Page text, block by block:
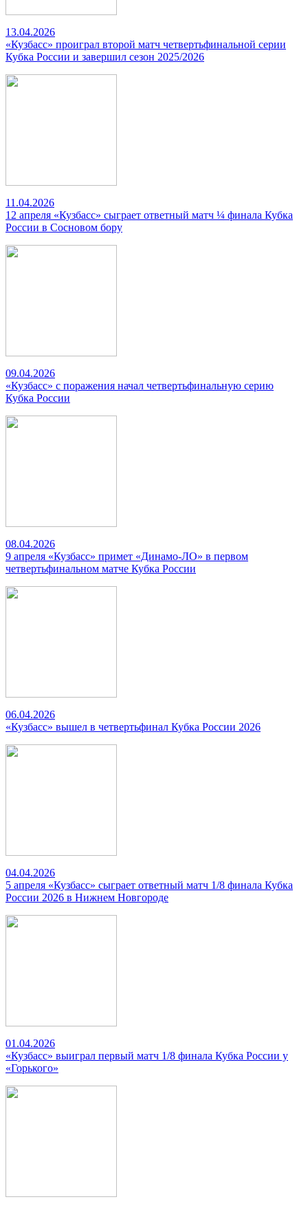
13.04.2026
«Кузбасс» проиграл второй матч четвертьфинальной серии
Кубка России и завершил сезон 2025/2026
11.04.2026
12 апреля «Кузбасс» сыграет ответный матч ¼ финала Кубка
России в Сосновом бору
09.04.2026
«Кузбасс» с поражения начал четвертьфинальную серию
Кубка России
08.04.2026
9 апреля «Кузбасс» примет «Динамо-ЛО» в первом
четвертьфинальном матче Кубка России
06.04.2026
«Кузбасс» вышел в четвертьфинал Кубка России 2026
04.04.2026
5 апреля «Кузбасс» сыграет ответный матч 1/8 финала Кубка
России 2026 в Нижнем Новгороде
01.04.2026
«Кузбасс» выиграл первый матч 1/8 финала Кубка России у
«Горького»